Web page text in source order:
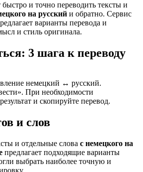
и точно переводить тексты и
на русский и обратно. Сервис
варианты перевода и
и стиль оригинала.
3 шага к переводу
немецкий ↔ русский.
При необходимости
и скопируйте перевод.
и слов
и отдельные слова с немецкого на
предлагает подходящие варианты
выбрать наиболее точную и